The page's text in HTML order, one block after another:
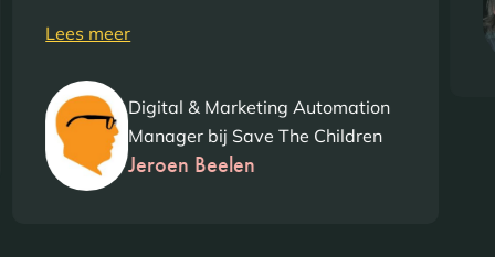
Lees meer
Digital & Marketing Automation
Manager bij Save The Children
Jeroen Beelen